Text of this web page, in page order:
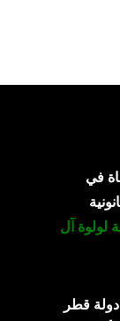
في
لولوة آل
في دولة قطر